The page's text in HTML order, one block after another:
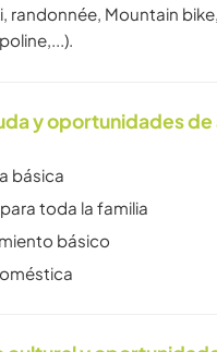
randonnée, Mountain
y oportunidades
básica
toda la familia
básico